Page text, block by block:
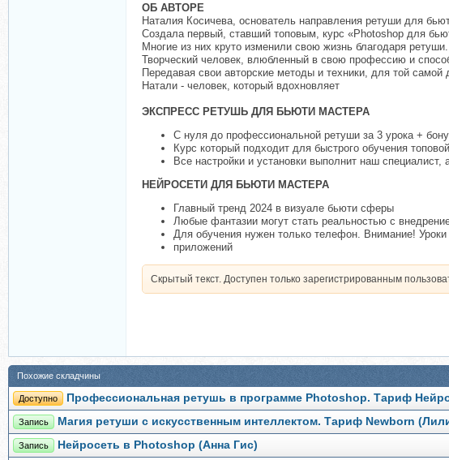
ОБ АВТОРЕ
Наталия Косичева, основатель направления ретуши для
Создала первый, ставший топовым, курс «Photoshop для
Многие из них круто изменили свою жизнь благодаря ретуши.
Творческий человек, влюбленный в свою профессию и
Передавая свои авторские методы и техники, для той самой
Натали - человек, который вдохновляет
ЭКСПРЕСС РЕТУШЬ ДЛЯ БЬЮТИ МАСТЕРА
С нуля до профессиональной ретуши за 3 урока +
Курс который подходит для быстрого обучения
Все настройки и установки выполнит наш специалист,
НЕЙРОСЕТИ ДЛЯ БЬЮТИ МАСТЕРА
Главный тренд 2024 в визуале бьюти сферы
Любые фантазии могут стать реальностью с
Для обучения нужен только телефон. Внимание!
приложений
Скрытый текст. Доступен только зарегистрированным
Похожие складчины
Доступно Профессиональная ретушь в программе Photoshop. Тариф
Запись Магия ретуши с искусственным интеллектом. Тариф Newborn
Запись Нейросеть в Photoshop (Анна Гис)